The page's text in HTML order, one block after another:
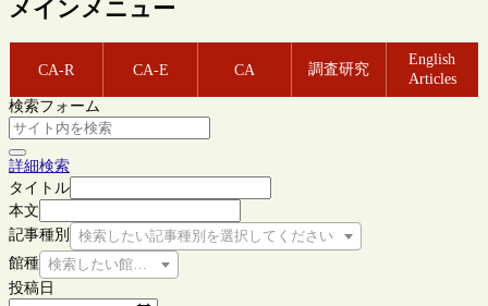
メインメニュー
CA-R CA-E CA 調査研究
English
Articles
検索フォーム
詳細検索
タイトル
本文
記事種別
検索したい記事種別を選択してください
館種 検索したい館種を選択してください
投稿日